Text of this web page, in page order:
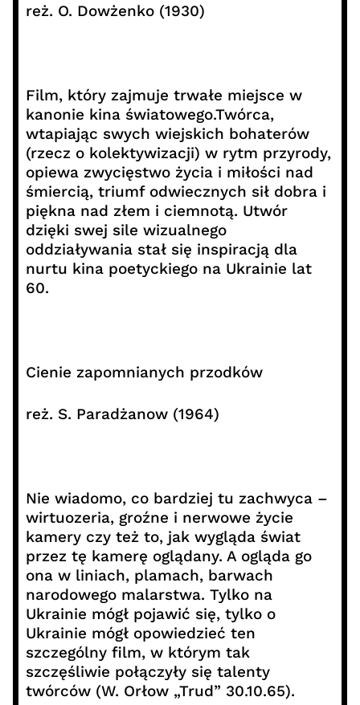
reż. O. Dowżenko (1930)
Film, który zajmuje trwałe miejsce w
kanonie kina światowego.Twórca,
wtapiając swych wiejskich bohaterów
(rzecz o kolektywizacji) w rytm przyrody,
opiewa zwycięstwo życia i miłości nad
śmiercią, triumf odwiecznych sił dobra i
piękna nad złem i ciemnotą. Utwór
dzięki swej sile wizualnego
oddziaływania stał się inspiracją dla
nurtu kina poetyckiego na Ukrainie lat
60.
Cienie zapomnianych przodków
reż. S. Paradżanow (1964)
Nie wiadomo, co bardziej tu zachwyca –
wirtuozeria, groźne i nerwowe życie
kamery czy też to, jak wygląda świat
przez tę kamerę oglądany. A ogląda go
ona w liniach, plamach, barwach
narodowego malarstwa. Tylko na
Ukrainie mógł pojawić się, tylko o
Ukrainie mógł opowiedzieć ten
szczególny film, w którym tak
szczęśliwie połączyły się talenty
twórców (W. Orłow „Trud” 30.10.65).